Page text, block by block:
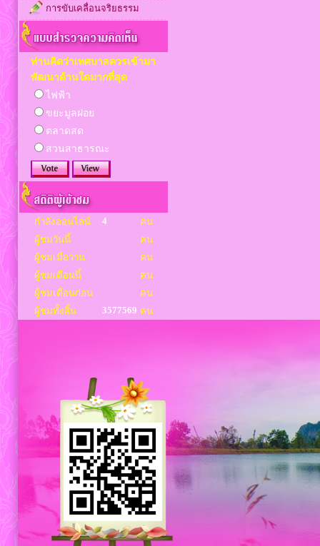
การขับเคลื่อนจริยธรรม
ท่านคิดว่าเทศบาลควรเข้ามา
พัฒนาด้านใดมากที่สุด
ไฟฟ้า
ขยะมูลฝอย
ตลาดสด
สวนสาธารณะ
กำลังออนไลน์ 4
คน
ผู้ชมวันนี้
คน
ผู้ชมเมื่อวาน
คน
ผู้ชมเดือนนี้
คน
ผู้ชมเดือนก่อน
คน
ผู้ชมทั้งสิ้น
3577569 คน